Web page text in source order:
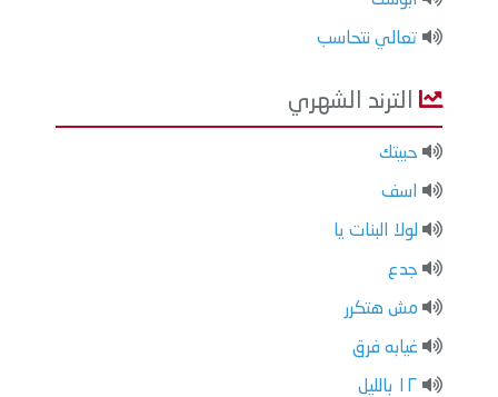
تعالي نتحاسب
الترند الشهري
حبيتك
اسف
لولا البنات يا
جدع
مش هتكرر
غيابه فرق
١٢ بالليل